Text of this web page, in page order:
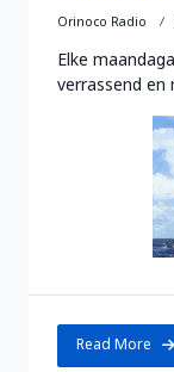
Orinoco Radio
Elke
verrassend en
Read More